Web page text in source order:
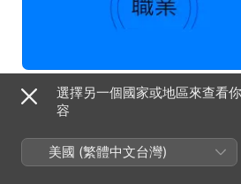
必聽精選
選擇另一個國家或地區來查看
容
美國 (繁體中文台灣)